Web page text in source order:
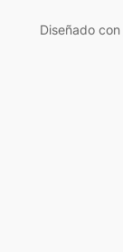
Diseñado con